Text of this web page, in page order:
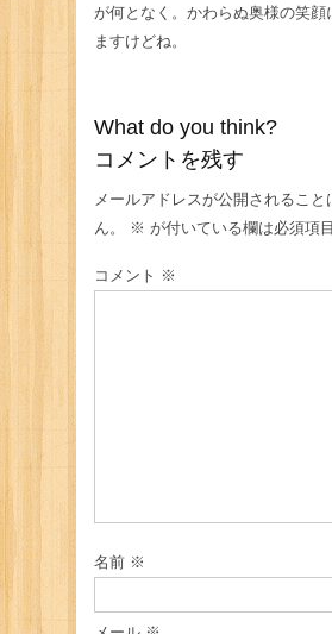
が何となく。かわらぬ奥様の笑顔
ますけどね。
What do you think?
コメントを残す
メールアドレスが公開されること
ん。
※ が付いている欄は必須項
コメント ※
名前 ※